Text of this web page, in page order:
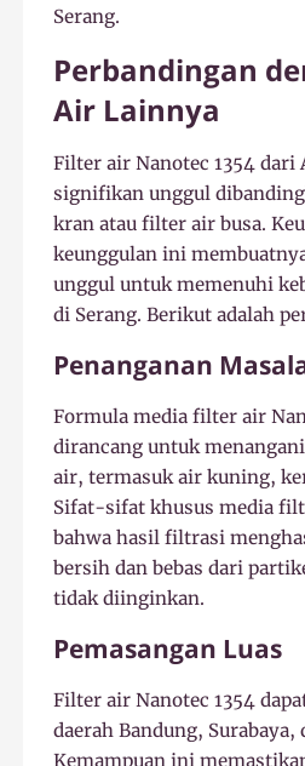
Serang.
Perbandingan
Air Lainnya
Filter air Nanotec 1354 dari
signifikan unggul
kran atau filter air busa.
keunggulan ini
unggul untuk memenuhi
di Serang. Berikut adalah
Penanganan
Formula media filter air
dirancang untuk
air, termasuk air kuning,
Sifat-sifat khusus media
bahwa hasil filtrasi
bersih dan bebas dari
tidak diinginkan.
Pemasangan Luas
Filter air Nanotec 1354
daerah Bandung, Surabaya,
Kemampuan ini